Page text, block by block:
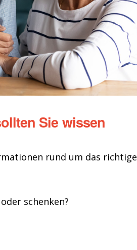
Sie wissen
rund um das richtige
schenken?